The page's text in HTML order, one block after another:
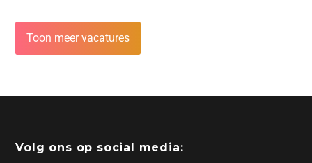
Toon meer vacatures
Volg ons op social media: